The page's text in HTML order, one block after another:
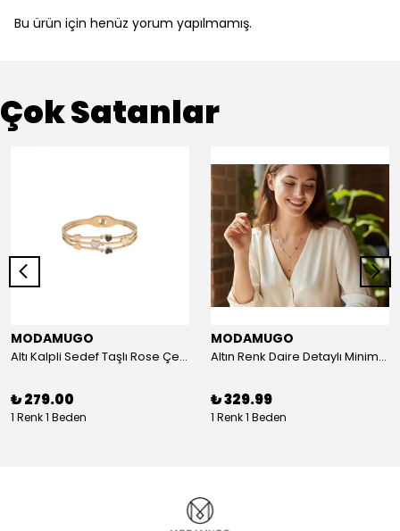
Bu ürün için henüz yorum yapılmamış.
Çok Satanlar
MODAMUGO
Altı Kalpli Sedef Taşlı Rose Çelik Kelepçe Bileklik
₺ 279.00
1 Renk 1 Beden
MODAMUGO
Altın Renk Daire Detaylı Minimal Y Çelik Kolye
₺ 329.99
1 Renk 1 Beden